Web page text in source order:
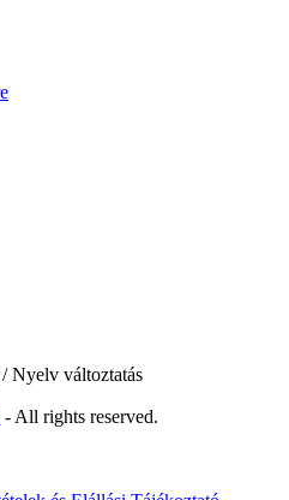
Nyelv változtatás
- All rights reserved.